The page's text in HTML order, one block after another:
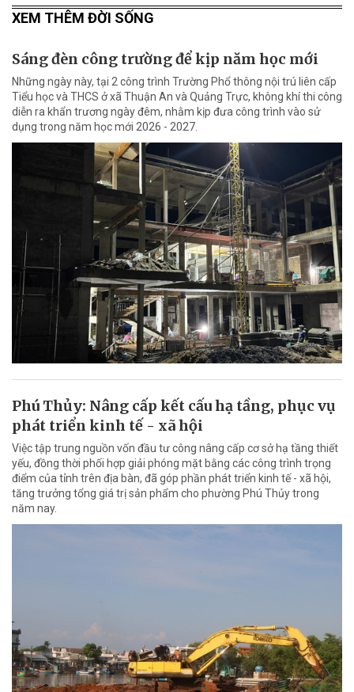
XEM THÊM ĐỜI SỐNG
Sáng đèn công trường để kịp năm học mới
Những ngày này, tại 2 công trình Trường Phổ thông nội trú liên cấp
Tiểu học và THCS ở xã Thuận An và Quảng Trực, không khí thi công
diễn ra khẩn trương ngày đêm, nhằm kịp đưa công trình vào sử
dụng trong năm học mới 2026 - 2027.
Phú Thủy: Nâng cấp kết cấu hạ tầng, phục vụ
phát triển kinh tế - xã hội
Việc tập trung nguồn vốn đầu tư công nâng cấp cơ sở hạ tầng thiết
yếu, đồng thời phối hợp giải phóng mặt bằng các công trình trọng
điểm của tỉnh trên địa bàn, đã góp phần phát triển kinh tế - xã hội,
tăng trưởng tổng giá trị sản phẩm cho phường Phú Thủy trong
năm nay.